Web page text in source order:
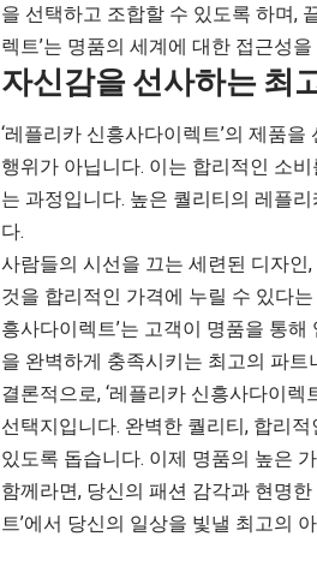
을 선택하고 조합할 수 있도록 하며,
렉트’는 명품의 세계에 대한 접근성
자신감을 선사하는 최
‘레플리카 신흥사다이렉트’의 제품
행위가 아닙니다. 이는 합리적인 소
는 과정입니다. 높은 퀄리티의 레플
다.
사람들의 시선을 끄는 세련된 디자
것을 합리적인 가격에 누릴 수 있다
흥사다이렉트’는 고객이 명품을 통
을 완벽하게 충족시키는 최고의 파트
결론적으로, ‘레플리카 신흥사다이
선택지입니다. 완벽한 퀄리티, 합리
있도록 돕습니다. 이제 명품의 높은
함께라면, 당신의 패션 감각과 현명
트’에서 당신의 일상을 빛낼 최고의